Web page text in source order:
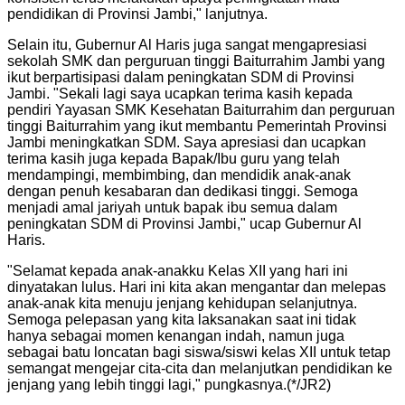
pendidikan di Provinsi Jambi," lanjutnya.
Selain itu, Gubernur Al Haris juga sangat mengapresiasi
sekolah SMK dan perguruan tinggi Baiturrahim Jambi yang
ikut berpartisipasi dalam peningkatan SDM di Provinsi
Jambi. "Sekali lagi saya ucapkan terima kasih kepada
pendiri Yayasan SMK Kesehatan Baiturrahim dan perguruan
tinggi Baiturrahim yang ikut membantu Pemerintah Provinsi
Jambi meningkatkan SDM. Saya apresiasi dan ucapkan
terima kasih juga kepada Bapak/Ibu guru yang telah
mendampingi, membimbing, dan mendidik anak-anak
dengan penuh kesabaran dan dedikasi tinggi. Semoga
menjadi amal jariyah untuk bapak ibu semua dalam
peningkatan SDM di Provinsi Jambi," ucap Gubernur Al
Haris.
"Selamat kepada anak-anakku Kelas XII yang hari ini
dinyatakan lulus. Hari ini kita akan mengantar dan melepas
anak-anak kita menuju jenjang kehidupan selanjutnya.
Semoga pelepasan yang kita laksanakan saat ini tidak
hanya sebagai momen kenangan indah, namun juga
sebagai batu loncatan bagi siswa/siswi kelas XII untuk tetap
semangat mengejar cita-cita dan melanjutkan pendidikan ke
jenjang yang lebih tinggi lagi," pungkasnya.(*/JR2)